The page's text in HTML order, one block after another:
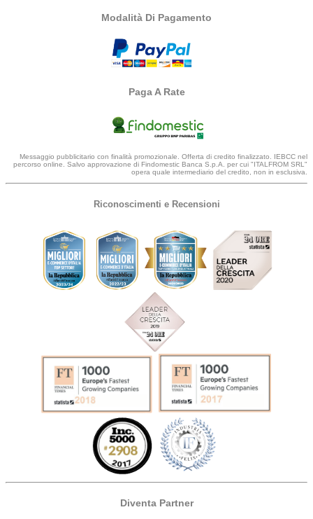
Modalità Di Pagamento
Paga A Rate
Messaggio pubblicitario con finalità promozionale. Offerta di credito finalizzato. IEBCC nel
percorso online. Salvo approvazione di Findomestic Banca S.p.A. per cui "ITALFROM SRL"
opera quale intermediario del credito, non in esclusiva.
Riconoscimenti e Recensioni
Diventa Partner